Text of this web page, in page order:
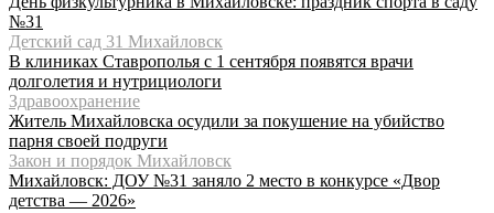
№31
Детский сад 31 Михайловск
В клиниках Ставрополья с 1 сентября появятся врачи
долголетия и нутрициологи
Здравоохранение
Житель Михайловска осудили за покушение на убийство
парня своей подруги
Закон и порядок Михайловск
Михайловск: ДОУ №31 заняло 2 место в конкурсе «Двор
детства — 2026»